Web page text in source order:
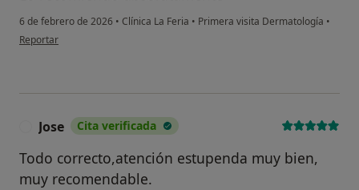
6 de febrero de 2026 • Clínica La Feria • Primera visita Dermatología •
en opinión del usuario CCM
Reportar
Jose Cita verificada
Todo correcto,atención estupenda muy bien,
muy recomendable.